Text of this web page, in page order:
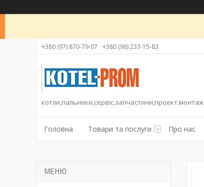
+380 (97) 870-79-07 +380 (96) 233-15-83
котли,пальники,сервіс,запчастини,проект.монтаж
Головна Товари та послуги Про нас